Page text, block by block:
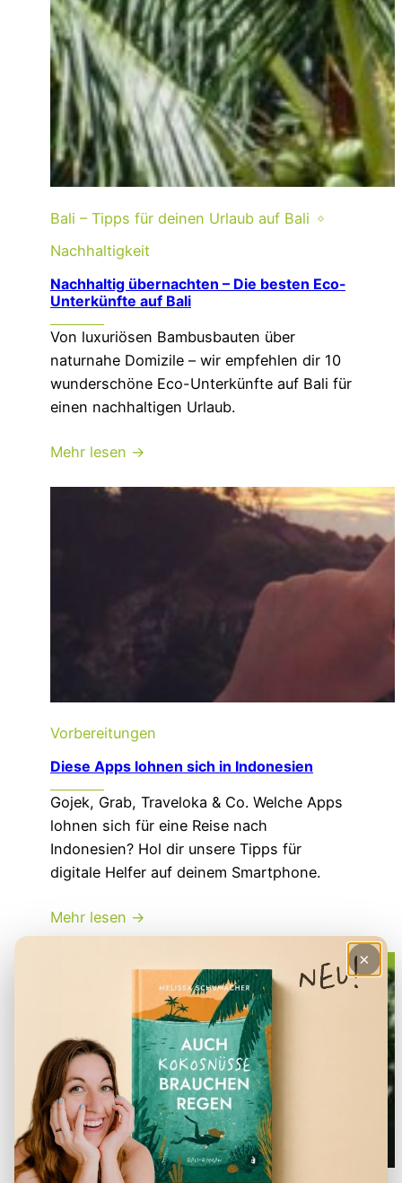
Bali – Tipps für deinen Urlaub auf Bali
Nachhaltigkeit
Nachhaltig übernachten – Die besten Eco-
Unterkünfte auf Bali
Von luxuriösen Bambusbauten über
naturnahe Domizile – wir empfehlen dir 10
wunderschöne Eco-Unterkünfte auf Bali für
einen nachhaltigen Urlaub.
Mehr lesen →
Vorbereitungen
Diese Apps lohnen sich in Indonesien
Gojek, Grab, Traveloka & Co. Welche Apps
lohnen sich für eine Reise nach
Indonesien? Hol dir unsere Tipps für
digitale Helfer auf deinem Smartphone.
Mehr lesen →
×